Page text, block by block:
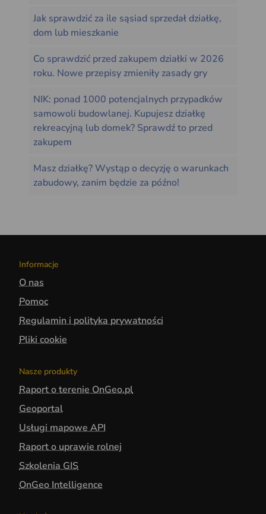
Jak sprawdzić za ile sąsiad sprzedał działkę,
dom lub mieszkanie
Co sprawdzić przed zakupem działki w 2026
roku. Nowe przepisy zmieniły zasady gry
NIK: ponad 1000 potencjalnych przypadków
samowoli budowlanej. Kupujesz działkę
rekreacyjną lub domek? Sprawdź to przed
zakupem
Masz działkę? Wystąp o decyzję o warunkach
zabudowy, zanim będzie za późno!
Informacje
O nas
Pomoc
Regulamin i polityka prywatności
Pliki cookie
Nasze produkty
Raport o terenie OnGeo.pl
Geoportal
Usługi mapowe API
Raport o uprawie rolnej
Szkolenia GIS
OnGeo Intelligence